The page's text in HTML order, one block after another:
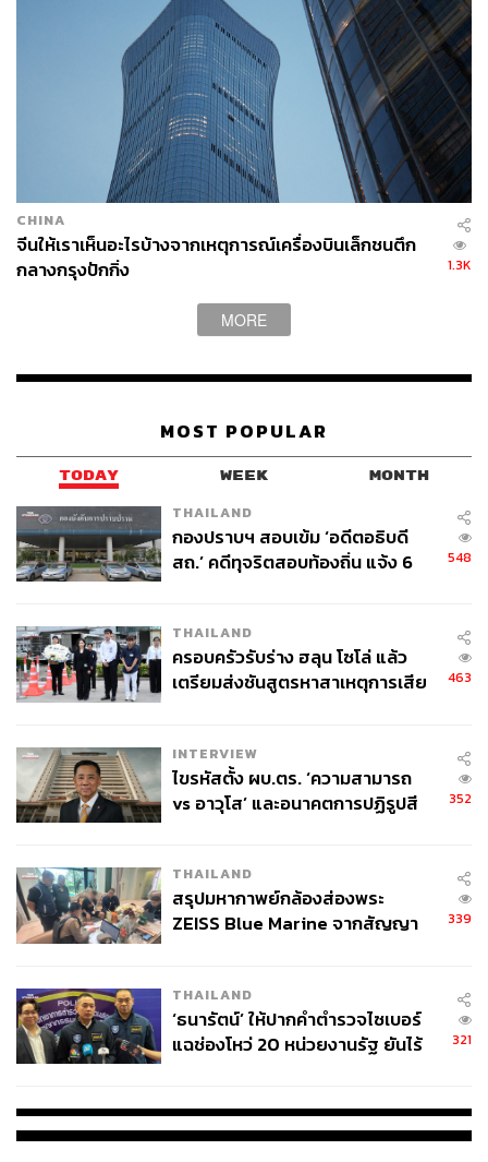
CHINA
จีนให้เราเห็นอะไรบ้างจากเหตุการณ์เครื่องบินเล็กชนตึก
กลางกรุงปักกิ่ง
1.3K
MORE
MOST POPULAR
TODAY WEEK MONTH
THAILAND
กองปราบฯ สอบเข้ม ‘อดีตอธิบดี
สถ.’ คดีทุจริตสอบท้องถิ่น แจ้ง 6
548
THAILAND
ครอบครัวรับร่าง ฮลุน โซโล่ แล้ว
เตรียมส่งชันสูตรหาสาเหตุการเสีย
463
INTERVIEW
ไขรหัสตั้ง ผบ.ตร. ‘ความสามารถ
vs อาวุโส’ และอนาคตการปฏิรูปสี
352
THAILAND
สรุปมหากาพย์กล้องส่องพระ
ZEISS Blue Marine จากสัญญา
จ่ายหนี้-แอบระบุแบรนด์
339
THAILAND
‘ธนารัตน์’ ให้ปากคำตำรวจไซเบอร์
แฉช่องโหว่ 20 หน่วยงานรัฐ ยันไร้
321